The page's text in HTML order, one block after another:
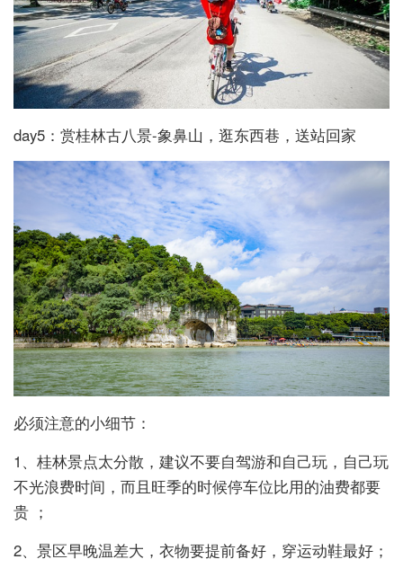
day5：赏桂林古八景-象鼻山，逛东西巷，送站回家
必须注意的小细节：
1、桂林景点太分散，建议不要自驾游和自己玩，自己玩
不光浪费时间，而且旺季的时候停车位比用的油费都要
贵 ；
2、景区早晚温差大，衣物要提前备好，穿运动鞋最好；